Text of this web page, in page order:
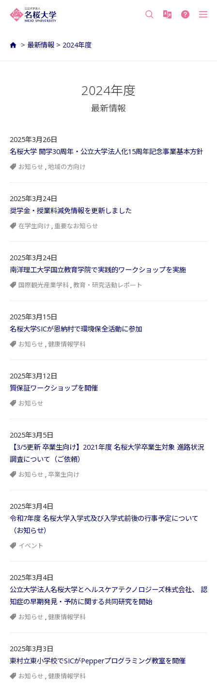
> 最新情報 > 2024年度
2024年度
最新情報
2025年3月26日
名桜大学 開学30周年・公立大学法人化15周年記念事業基本方針
お知らせ ,地域の方向け
2025年3月24日
奨学金・授業料減免情報を更新しました
在学生向け , 重要なお知らせ
2025年3月24日
南洋理工大学国立教育学院で実践的ワークショップを実施
国際観光産業学科 , 教育・研究活動レポート
2025年3月15日
名桜大学SICが恩納村で環境保全活動に参加
お知らせ ,健康情報学科
2025年3月12日
質保証ワークショップを開催
お知らせ
2025年3月5日
【3/5更新 卒業生向け】2021年度 名桜大学卒業生対象 進路状況
調査について（ご依頼）
お知らせ ,卒業生向け
2025年3月4日
令和7年度 名桜大学入学式及び入学式前後の行事予定について
（お知らせ）
イベント
2025年3月4日
公立大学法人名桜大学とヘルスケアテクノロジーズ株式会社、 認
知症の早期発見・予防に関する共同研究を開始
お知らせ ,健康情報学科
2025年3月3日
東村立東小学校でSICがPepperプログラミング教室を開催
お知らせ ,健康情報学科